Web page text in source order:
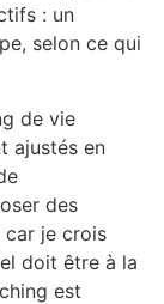
: un
selon ce qui
de vie
ajustés en
des
car je crois
doit être à la
est